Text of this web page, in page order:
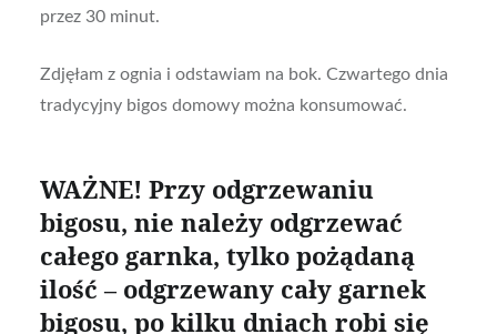
przez 30 minut.
Zdjęłam z ognia i odstawiam na bok. Czwartego dnia
tradycyjny bigos domowy można konsumować.
WAŻNE! Przy odgrzewaniu
bigosu, nie należy odgrzewać
całego garnka, tylko pożądaną
ilość – odgrzewany cały garnek
bigosu, po kilku dniach robi się